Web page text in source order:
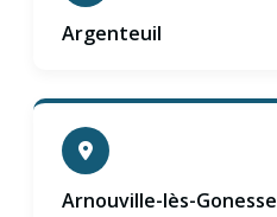
Argenteuil
Arnouville-lès-Gonesse